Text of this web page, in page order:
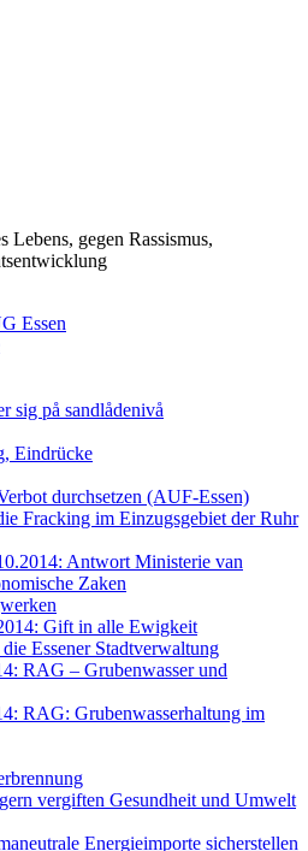
Lebens, gegen Rassismus,
Essen
sig på sandlådenivå
Eindrücke
durchsetzen (AUF-Essen)
Fracking im Einzugsgebiet der Ruhr
Antwort Ministerie van
Zaken
Gift in alle Ewigkeit
Essener Stadtverwaltung
RAG – Grubenwasser und
RAG: Grubenwasserhaltung im
vergiften Gesundheit und Umwelt
Energieimporte sicherstellen